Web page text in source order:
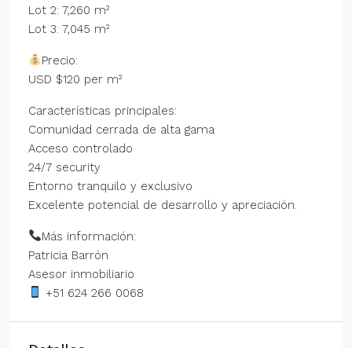
Lot 2: 7,260 m²
Lot 3: 7,045 m²
Precio:
USD $120 per m²
Características principales:
Comunidad cerrada de alta gama
Acceso controlado
24/7 security
Entorno tranquilo y exclusivo
Excelente potencial de desarrollo y apreciación.
Más información:
Patricia Barrón
Asesor inmobiliario
+51 624 266 0068